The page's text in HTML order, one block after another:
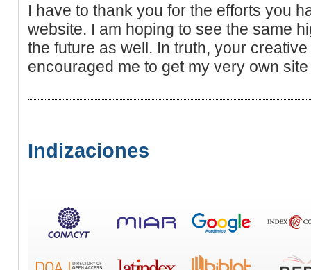
I have to thank you for the efforts you
website. I am hoping to see the same
the future as well. In truth, your
encouraged me to get my very own
Indizaciones